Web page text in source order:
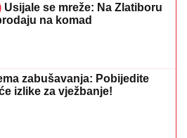
Usijale se mreže: Na Zlatiboru
na komad
zabušavanja: Pobijedite
izlike za vježbanje!